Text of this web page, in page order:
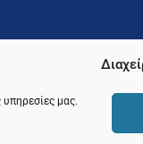
υπηρεσίες μας.